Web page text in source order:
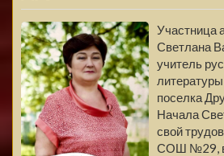
Участница
Светлана
учитель
поселка
Начала
свой
СОШ №29, в